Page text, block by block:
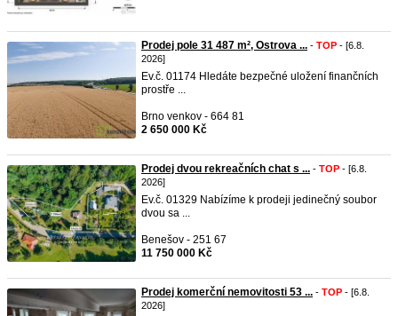
Prodej pole 31 487 m², Ostrova ... - TOP - [6.8.
2026]
Ev.č. 01174 Hledáte bezpečné uložení finančních
prostře ...
Brno venkov - 664 81
2 650 000 Kč
Prodej dvou rekreačních chat s ... - TOP - [6.8.
2026]
Ev.č. 01329 Nabízíme k prodeji jedinečný soubor
dvou sa ...
Benešov - 251 67
11 750 000 Kč
Prodej komerční nemovitosti 53 ... - TOP - [6.8.
2026]